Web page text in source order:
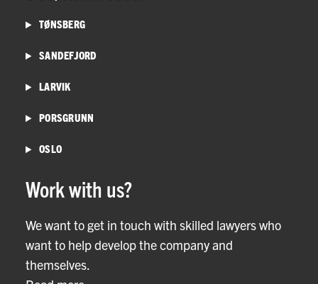
TØNSBERG
SANDEFJORD
LARVIK
PORSGRUNN
OSLO
Work with us?
We want to get in touch with skilled lawyers who
want to help develop the company and
themselves.